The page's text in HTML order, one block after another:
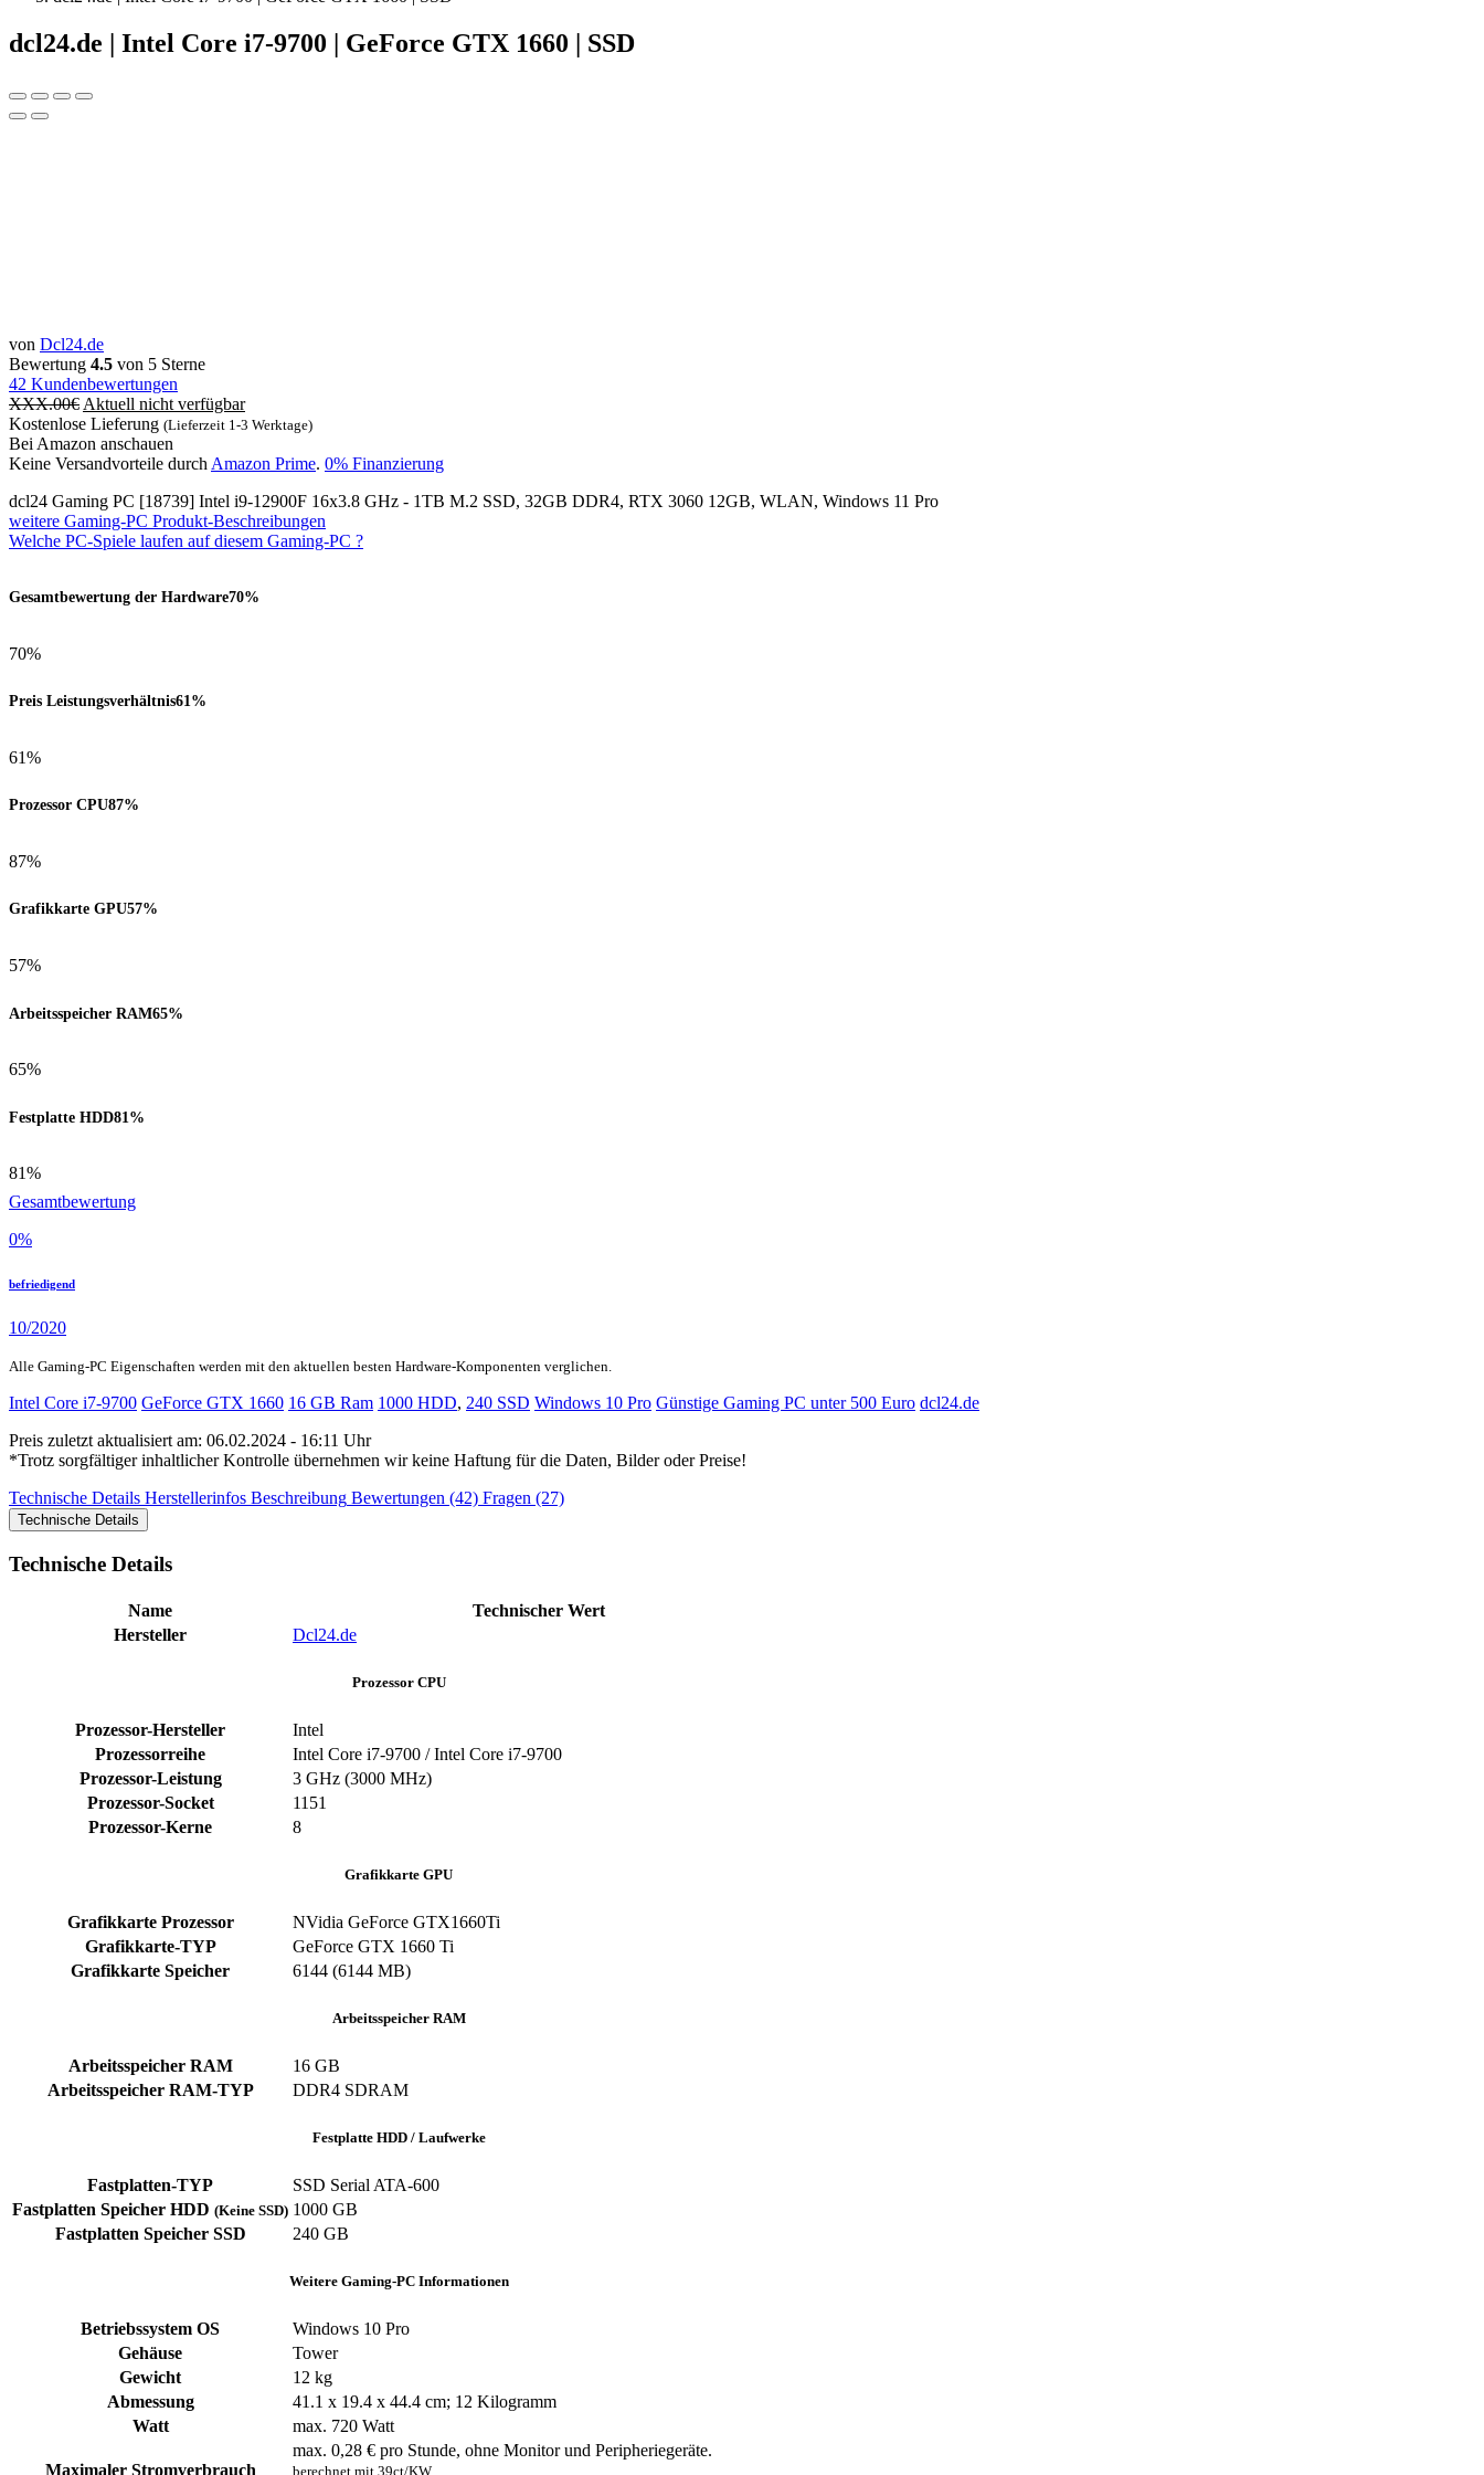
dcl24.de | Intel Core i7-9700 | GeForce GTX 1660 | SSD
von Dcl24.de
Bewertung 4.5 von 5 Sterne
42 Kundenbewertungen
XXX.00€ Aktuell nicht verfügbar
Kostenlose Lieferung (Lieferzeit 1-3 Werktage)
Bei Amazon anschauen
Keine Versandvorteile durch Amazon Prime. 0% Finanzierung
dcl24 Gaming PC [18739] Intel i9-12900F 16x3.8 GHz - 1TB M.2 SSD, 32GB DDR4, RTX 3060 12GB, WLAN, Windows 11 Pro
weitere Gaming-PC Produkt-Beschreibungen
Welche PC-Spiele laufen auf diesem Gaming-PC ?
Gesamtbewertung der Hardware70%
70%
Preis Leistungsverhältnis61%
61%
Prozessor CPU87%
87%
Grafikkarte GPU57%
57%
Arbeitsspeicher RAM65%
65%
Festplatte HDD81%
81%
Gesamtbewertung
0%
befriedigend
10/2020
Alle Gaming-PC Eigenschaften werden mit den aktuellen besten Hardware-Komponenten verglichen.
Intel Core i7-9700 GeForce GTX 1660 16 GB Ram 1000 HDD, 240 SSD Windows 10 Pro Günstige Gaming PC unter 500 Euro dcl24.de
Preis zuletzt aktualisiert am: 06.02.2024 - 16:11 Uhr
*Trotz sorgfältiger inhaltlicher Kontrolle übernehmen wir keine Haftung für die Daten, Bilder oder Preise!
Technische Details Herstellerinfos Beschreibung Bewertungen (42) Fragen (27)
Technische Details
Technische Details
Name
Technischer Wert
Hersteller
Dcl24.de
Prozessor CPU
Prozessor-Hersteller
Intel
Prozessorreihe
Intel Core i7-9700 / Intel Core i7-9700
Prozessor-Leistung
3 GHz (3000 MHz)
Prozessor-Socket
1151
Prozessor-Kerne
8
Grafikkarte GPU
Grafikkarte Prozessor
NVidia GeForce GTX1660Ti
Grafikkarte-TYP
GeForce GTX 1660 Ti
Grafikkarte Speicher
6144 (6144 MB)
Arbeitsspeicher RAM
Arbeitsspeicher RAM
16 GB
Arbeitsspeicher RAM-TYP
DDR4 SDRAM
Festplatte HDD / Laufwerke
Fastplatten-TYP
SSD Serial ATA-600
Fastplatten Speicher HDD (Keine SSD) 1000 GB
Fastplatten Speicher SSD
240 GB
Weitere Gaming-PC Informationen
Betriebssystem OS
Windows 10 Pro
Gehäuse
Tower
Gewicht
12 kg
Abmessung
41.1 x 19.4 x 44.4 cm; 12 Kilogramm
Watt
max. 720 Watt
Maximaler Stromverbrauch
max. 0,28 € pro Stunde, ohne Monitor und Peripheriegeräte.
berechnet mit 39ct/KW